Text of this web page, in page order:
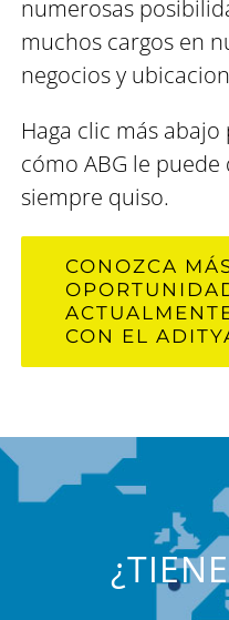
numerosas
muchos cargos en
negocios y
Haga clic más
cómo ABG le
siempre quiso.
CONOZCA
CON EL